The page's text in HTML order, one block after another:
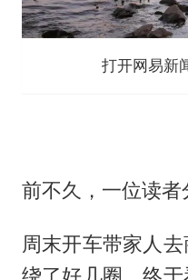
打开网易新
前不久，一位读者
周末开车带家人
绕了好几圈，终